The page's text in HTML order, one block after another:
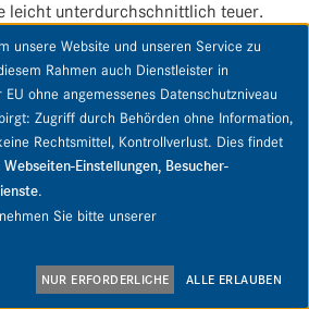
leicht unter­durch­schnitt­lich teuer.
jedoch zum Bewerten von Immo­
bedingt geeignet. Aus diesem
eine indi­vi­du­elle Bera­tung oder
in Glinde.
entwi­ckelte sich der Durch­
im Vergleich zu Hamburg in
Der durch­schnitt­liche Miet­preis
den Hamburger Preisen, was
Alter­na­tive macht. Letzt­end­lich
auf Fall­basis, welchen Wert Ihre
Nehmen Sie noch heute
Experten eine Bewer­tung
unsere Website und unseren Service zu
Rahmen auch Dienstleister in
ohne angemessenes Datenschutzniveau
Zugriff durch Behörden ohne Information,
Rechtsmittel, Kontrollverlust. Dies findet
Webseiten-Einstellungen, Besucher-
.
Sie bitte unserer
NUR ERFORDERLICHE ALLE ERLAUBEN